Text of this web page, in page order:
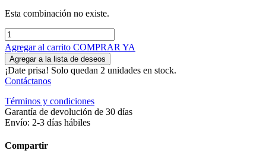
Esta combinación no existe.
Agregar al carrito COMPRAR YA
Agregar a la lista de deseos
¡Date prisa! Solo quedan 2 unidades en stock.
Contáctanos
Términos y condiciones
Garantía de devolución de 30 días
Envío: 2-3 días hábiles
Compartir